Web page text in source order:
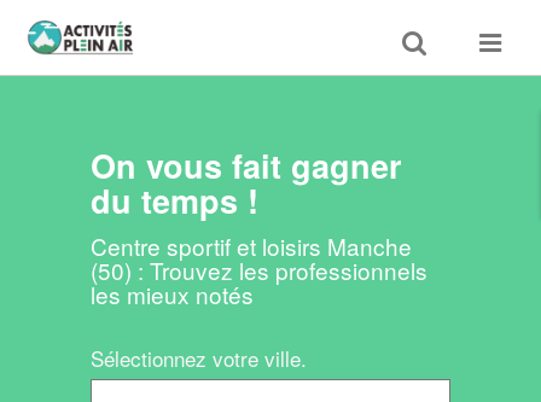
Toggle
search
Toggle
On vous fait gagner
du temps !
Centre sportif et loisirs Manche
(50) : Trouvez les professionnels
les mieux notés
Sélectionnez votre ville.